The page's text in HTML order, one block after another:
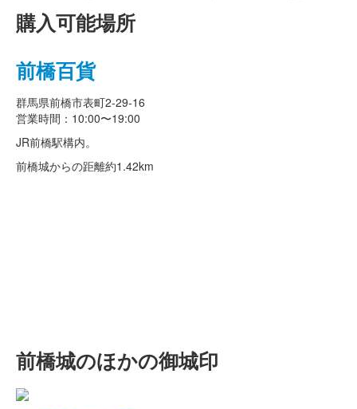
購入可能場所
前橋百貨
群馬県前橋市表町2-29-16
営業時間：10:00〜19:00
JR前橋駅構内。
前橋城からの距離約1.42km
前橋城のほかの御城印